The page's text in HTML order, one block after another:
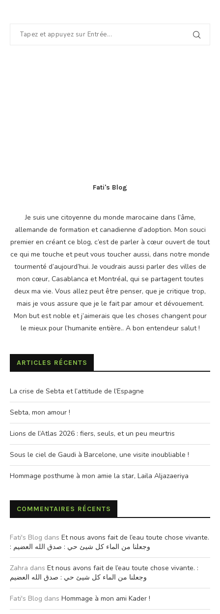
Fati's Blog
Je suis une citoyenne du monde marocaine dans l’âme,
allemande de formation et canadienne d’adoption. Mon souci
premier en créant ce blog, c’est de parler à cœur ouvert de tout
ce qui me touche et peut vous toucher aussi, dans notre monde
tourmenté d’aujourd’hui. Je voudrais aussi parler des villes de
mon cœur, Casablanca et Montréal, qui se partagent toutes
deux ma vie. Vous allez peut être penser, que je critique trop,
mais je vous assure que je le fait par amour et dévouement.
Mon but est noble et j’aimerais que les choses changent pour
le mieux pour l’humanite entière.. A bon entendeur salut !
ARTICLES RÉCENTS
La crise de Sebta et l’attitude de l’Espagne
Sebta, mon amour !
Lions de l’Atlas 2026 : fiers, seuls, et un peu meurtris
Sous le ciel de Gaudi à Barcelone, une visite inoubliable !
Hommage posthume à mon amie la star, Laila Aljazaeriya
COMMENTAIRES RÉCENTS
Fati's Blog dans Et nous avons fait de l’eau toute chose vivante.
: وجعلنا من الماء كل شيئ حي : صدق الله العضيم
Zahra dans Et nous avons fait de l’eau toute chose vivante. :
وجعلنا من الماء كل شيئ حي : صدق الله العضيم
Fati's Blog dans Hommage à mon ami Kader !